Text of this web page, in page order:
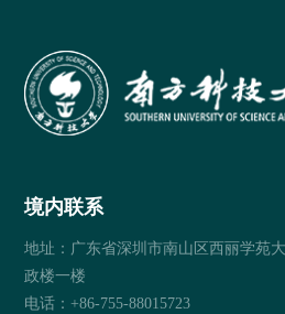
境内联系
地址：广东省深圳市南山区西丽学苑
政楼一楼
电话：+86-755-88015723